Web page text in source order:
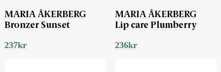
MARIA ÅKERBERG
Bronzer Sunset
237kr
MARIA ÅKERBERG
Lip care Plumberry
236kr